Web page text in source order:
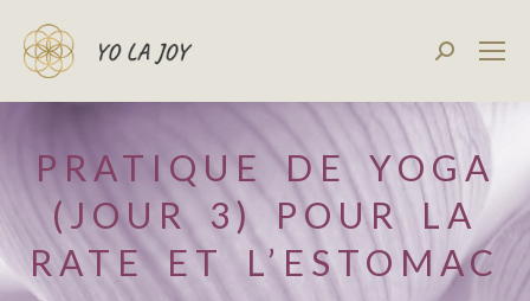
PRATIQUE DE YOGA
(JOUR 3) POUR LA
RATE ET L’ESTOMAC